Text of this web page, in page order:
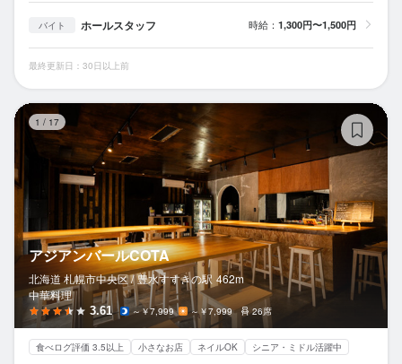
バイト ホールスタッフ 時給： 1,300円〜1,500円
最終更新日：30日以上前
1 / 17
アジアンバールCOTA
北海道 札幌市中央区 / 豊水すすきの駅 462m
中華料理
3.61 ～￥7,999 ～￥7,999 26席
食べログ評価 3.5以上 小さなお店 ネイルOK シニア・ミドル活躍中